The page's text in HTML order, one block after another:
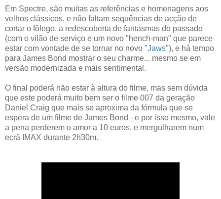
Em Spectre, são muitas as referências e homenagens aos
velhos clássicos, e não faltam sequências de acção de
cortar o fôlego, a redescoberta de fantasmas do passado
(com o vilão de serviço e um novo "hench-man" que parece
estar com vontade de se tornar no novo "Jaws"), e há tempo
para James Bond mostrar o seu charme... mesmo se em
versão modernizada e mais sentimental.
O final poderá não estar à altura do filme, mas sem dúvida
que este poderá muito bem ser o filme 007 da geração
Daniel Craig que mais se aproxima da fórmula que se
espera de um filme de James Bond - e por isso mesmo, vale
a pena perderem o amor a 10 euros, e mergulharem num
ecrã IMAX durante 2h30m.